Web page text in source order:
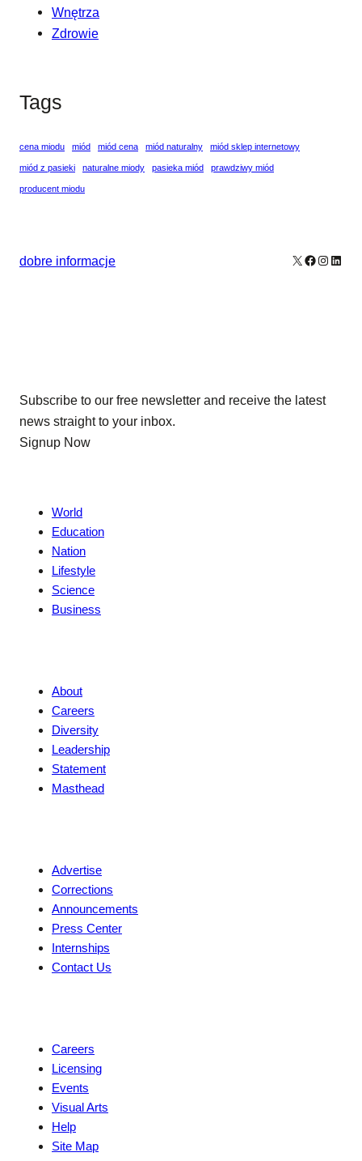
Wnętrza
Zdrowie
Tags
cena miodu miód miód cena miód naturalny miód sklep internetowy
miód z pasieki naturalne miody pasieka miód prawdziwy miód
producent miodu
dobre informacje X Facebook
Subscribe to our free newsletter and receive the latest
news straight to your inbox.
Signup Now
World
Education
Nation
Lifestyle
Science
Business
About
Careers
Diversity
Leadership
Statement
Masthead
Advertise
Corrections
Announcements
Press Center
Internships
Contact Us
Careers
Licensing
Events
Visual Arts
Help
Site Map